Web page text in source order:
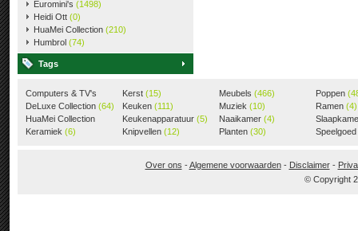
Euromini's (1498)
Heidi Ott (0)
HuaMei Collection (210)
Humbrol (74)
Tags
Computers & TV's
(18)
DeLuxe Collection (64)
HuaMei Collection
(205)
Keramiek (6)
Kerst (15)
Keuken (111)
Keukenapparatuur (5)
Knipvellen (12)
Meubels (466)
Muziek (10)
Naaikamer (4)
Planten (30)
Poppen
Ramen (4)
Speelgoed
Over ons -Algemene voorwaarden- Disclaimer-
© Copyright